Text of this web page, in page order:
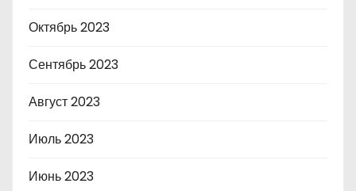
Октябрь 2023
Сентябрь 2023
Август 2023
Июль 2023
Июнь 2023